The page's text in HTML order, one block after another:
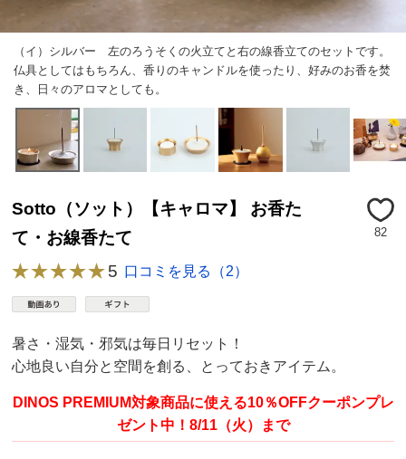
（イ）シルバー 左のろうそくの火立てと右の線香立てのセットです。
仏具としてはもちろん、香りのキャンドルを使ったり、好みのお香を焚
き、日々のアロマとしても。
Sotto（ソット）【キャロマ】 お香た
て・お線香たて
82
5 口コミを見る（2）
暑さ・湿気・邪気は毎日リセット！
心地良い自分と空間を創る、とっておきアイテム。
DINOS PREMIUM対象商品に使える10％OFFクーポンプレ
ゼント中！8/11（火）まで